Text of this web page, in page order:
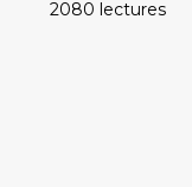
2080 lectures